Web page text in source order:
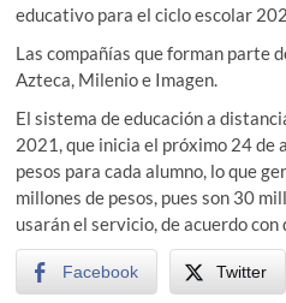
educativo para el ciclo escolar
Las compañías que forman parte
Azteca, Milenio e Imagen.
El sistema de educación a
2021, que inicia el próximo 24 de
pesos para cada alumno, lo que
millones de pesos, pues son 30
usarán el servicio, de acuerdo con
Facebook Twitter